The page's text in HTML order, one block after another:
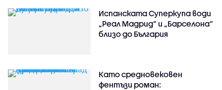
Испанската Суперкупа води
„Реал Мадрид“ и „Барселона“
близо до България
Като средновековен
фентъзи роман: